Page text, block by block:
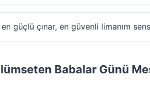
güçlü çınar, en güvenli limanım
Babalar Günü